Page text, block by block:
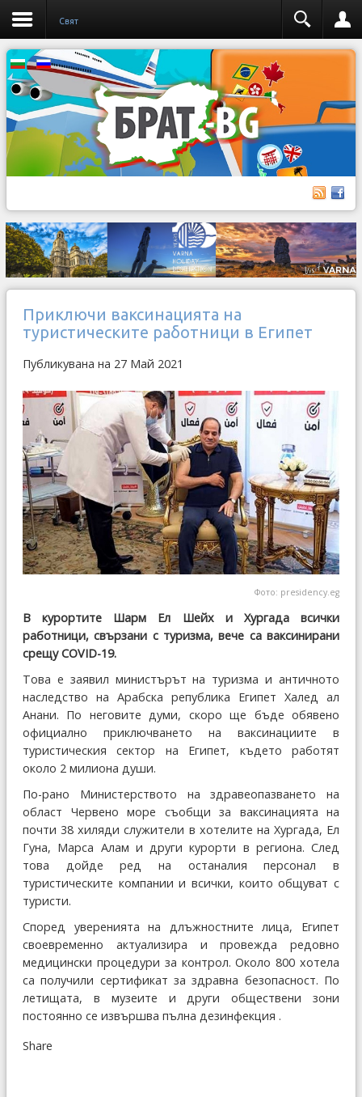
Свят
Приключи ваксинацията на
туристическите работници в Египет
Публикувана на 27 Май 2021
Фото: presidency.eg
В курортите Шарм Ел Шейх и Хургада всички
работници, свързани с туризма, вече са ваксинирани
срещу COVID-19.
Това е заявил министърът на туризма и античното
наследство на Арабска република Египет Халед ал
Анани. По неговите думи, скоро ще бъде обявено
официално приключването на ваксинациите в
туристическия сектор на Египет, където работят
около 2 милиона души.
По-рано Министерството на здравеопазването на
област Червено море съобщи за ваксинацията на
почти 38 хиляди служители в хотелите на Хургада, Ел
Гуна, Марса Алам и други курорти в региона. След
това дойде ред на останалия персонал в
туристическите компании и всички, които общуват с
туристи.
Според уверенията на длъжностните лица, Египет
своевременно актуализира и провежда редовно
медицински процедури за контрол. Около 800 хотела
са получили сертификат за здравна безопасност. По
летищата, в музеите и други обществени зони
постоянно се извършва пълна дезинфекция .
Share